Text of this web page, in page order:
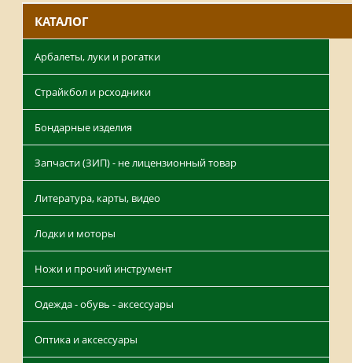
КАТАЛОГ
Арбалеты, луки и рогатки
Страйкбол и рсходники
Бондарные изделия
Запчасти (ЗИП) - не лицензионный товар
Литература, карты, видео
Лодки и моторы
Ножи и прочий инструмент
Одежда - обувь - аксессуары
Оптика и аксессуары